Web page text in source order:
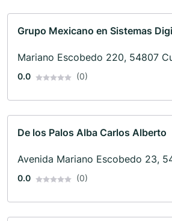
Grupo Mexicano en Sistemas
Mariano Escobedo 220, 54807
0.0 (0)
De los Palos Alba Carlos Alberto
Avenida Mariano Escobedo 23,
0.0 (0)